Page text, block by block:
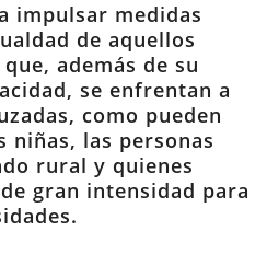
impulsar medidas
de aquellos
además de su
se enfrentan a
como pueden
niñas, las personas
rural y quienes
gran intensidad para